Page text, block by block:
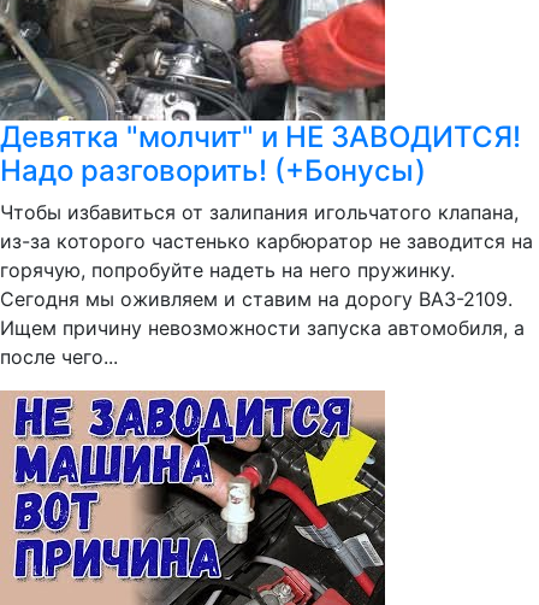
Девятка "молчит" и НЕ ЗАВОДИТСЯ!
Надо разговорить! (+Бонусы)
Чтобы избавиться от залипания игольчатого клапана,
из-за которого частенько карбюратор не заводится на
горячую, попробуйте надеть на него пружинку.
Сегодня мы оживляем и ставим на дорогу ВАЗ-2109.
Ищем причину невозможности запуска автомобиля, а
после чего...